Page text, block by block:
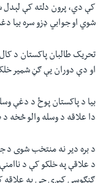
کې دي، پرون دلته کې لېدل
شوي او جوابي ډزو سره بيا
او دې دوران يې ګڼ شمير
دا علاقه د وسله والو څخه د
د بره دير نه منتخب شوی د
د علاقې په خلکو کې د